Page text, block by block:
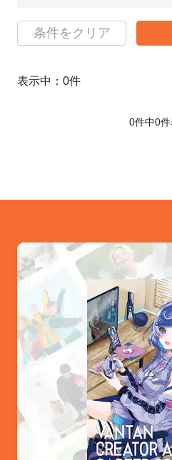
条件をクリア
表示中： 0件
0件中0